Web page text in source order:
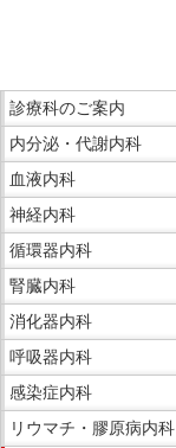
し
ま
す
本
文
へ
移
動
し
ま
す
サ
で
本
文
で
す。
こ
こ
か
ら
サ
イ
ド
メ
ニ
ュ
ー
で
す。
診療科のご案内
内分泌・代謝内科
血液内科
神経内科
循環器内科
腎臓内科
消化器内科
呼吸器内科
感染症内科
リウマチ・膠原病内科